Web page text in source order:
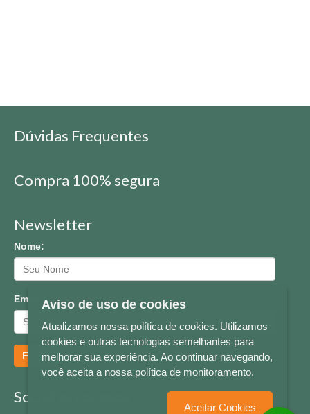
Dúvidas Frequentes
Compra 100% segura
Newsletter
Nome:
Email:
Enviar
Socialize conosco
Aviso de uso de cookies
Atualizamos nossa política de cookies. Utilizamos
cookies e outras tecnologias semelhantes para
melhorar sua experiência. Ao continuar navegando,
você aceita a nossa política de monitoramento.
Aceitar Cookies